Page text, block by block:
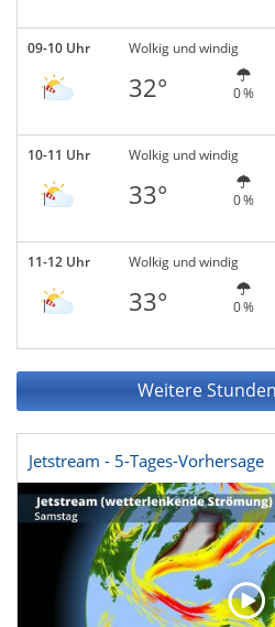
09-10 Uhr Wolkig und windig
32° 0 %
10-11 Uhr Wolkig und windig
33° 0 %
11-12 Uhr Wolkig und windig
33° 0 %
Weitere
Jetstream - 5-Tages-Vorhersage